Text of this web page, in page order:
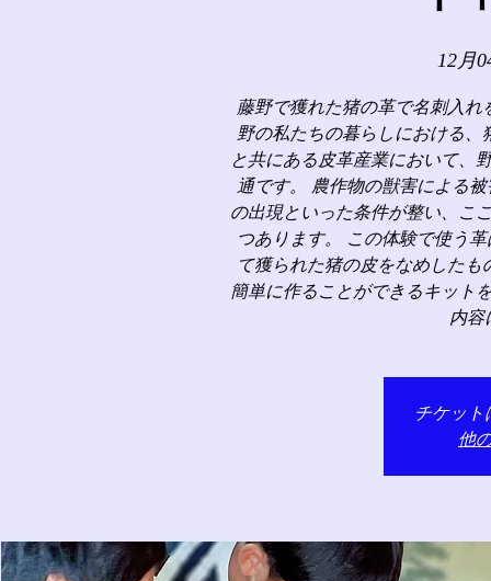
12月
藤野で獲れた猪の革で名刺入
野の私たちの暮らしにおける
と共にある皮革産業において、
通です。 農作物の獣害による
の出現といった条件が整い、こ
つあります。 この体験で使う
て獲られた猪の皮をなめした
簡単に作ることができるキット
内容
チケット
他